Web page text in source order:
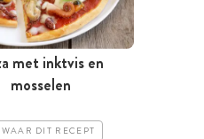
met inktvis en
mosselen
DIT RECEPT